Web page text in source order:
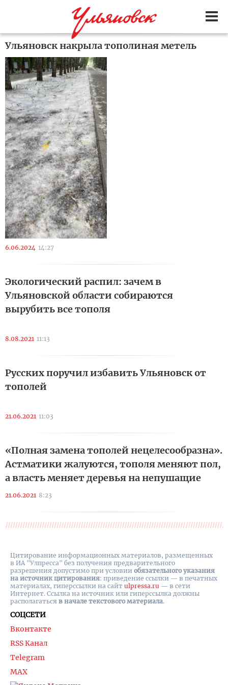
Ульяновск накрыла тополиная метель
6.06.2024 14:27
Экологический распил: зачем в
Ульяновской области собираются
вырубить все тополя
8.08.2021 11:13
Русских поручил избавить Ульяновск от
тополей
21.06.2021 11:03
«Полная замена тополей нецелесообразна».
Астматики жалуются, тополя меняют пол,
а власть меняет деревья на непушащие
21.06.2021 8:23
СОЦСЕТИ
Вконтакте
RSS Канал
Telegram
MAX
Цитирование информационных материалов, размещенных
в ИА "Улпресса" без получения предварительного
разрешения допустимо при условии обязательного указания
на источник цитирования: приведение ссылки — в печатных
материалах, гиперссылки на cайт ulpressa.ru — в сети
Интернет. Ссылка на источник или гиперссылка должны
располагаться в начале текстового материала.